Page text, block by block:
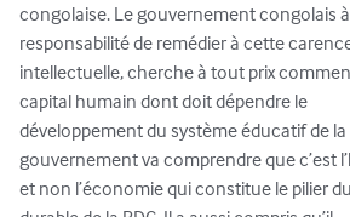
congolaise. Le gouvernement congolais
responsabilité de remédier à cette
intellectuelle, cherche à tout prix
capital humain dont doit dépendre le
développement du système éducatif de la
gouvernement va comprendre que c’est
et non l’économie qui constitue le pilier